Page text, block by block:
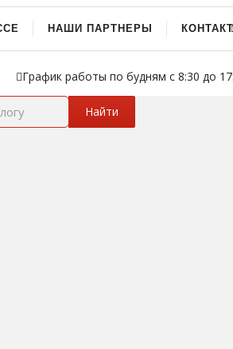
НАШИ ПАРТНЕРЫ
График работы по будням с 8:30 до
Найти